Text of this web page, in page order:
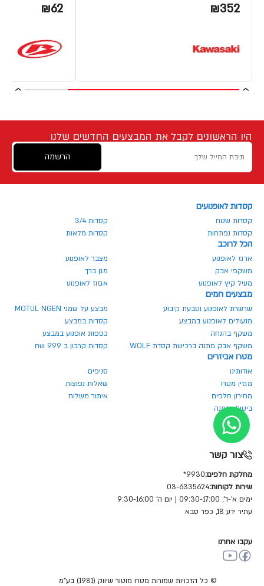
₪352
₪62
היו הראשונים לקבל את המבצעים החדשים שלנו
הרשמה
קסדות לאופנועים
קסדות שטח
קסדות 3/4
קסדות נפתחות
קסדות מלאות
הכל לרוכב
ארגז לאופנוע
מצבר לאופנוע
משקפי אבק
מגן ברך
מעיל קיץ לאופנוע
אגזוז לאופנוע
מבצעים חמים
שרשרת לאופנוע וטבעת קיבוע
מבצע על שמני MOTUL NGEN
מנעולים לאופנוע במבצע
קסדות במבצע
משקף בהנחה
כפפות אופנוע במבצע
משקף אבק מתנה ברכישת קסדת WOLF
קסדות קרבון ב 999 שח
מטרו אביזרים
אודותינו
סניפים
מגזין מטרו
שאלות נפוצות
מחירון חלפים
איתור משלוח
ביטול הזמנה
צור קשר
מחלקת חלפים:9930*
שירות לקוחות:03-6335624
ימים א'-ד', 09:30-17:00 | יום ה' 9:30-16:00
עתיר ידע 18, כפר סבא
עקבו אחרנו
© כל הזכויות שמורות מטרו מוטור שיווק (1981) בע"מ